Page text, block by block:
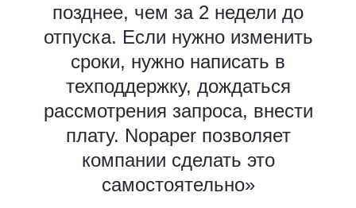
позднее, чем за 2 недели до
отпуска. Если нужно изменить
сроки, нужно написать в
техподдержку, дождаться
рассмотрения запроса, внести
плату. Nopaper позволяет
компании сделать это
самостоятельно»